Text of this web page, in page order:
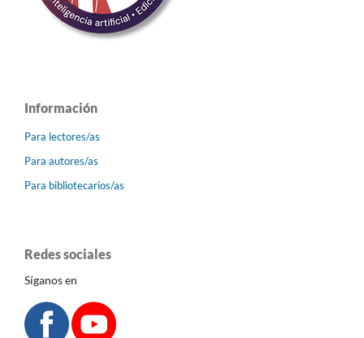
Información
Para lectores/as
Para autores/as
Para bibliotecarios/as
Redes sociales
Síganos en